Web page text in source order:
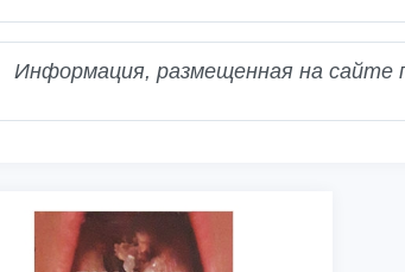
Информация, размещенная на сайте